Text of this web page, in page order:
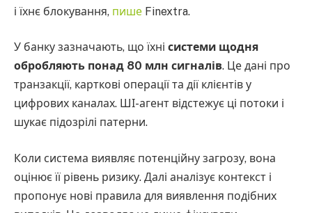
і їхнє блокування, пише Finextra.
У банку зазначають, що їхні системи щодня
обробляють понад 80 млн сигналів. Це дані про
транзакції, карткові операції та дії клієнтів у
цифрових каналах. ШІ-агент відстежує ці потоки і
шукає підозрілі патерни.
Коли система виявляє потенційну загрозу, вона
оцінює її рівень ризику. Далі аналізує контекст і
пропонує нові правила для виявлення подібних